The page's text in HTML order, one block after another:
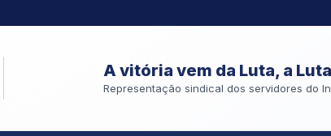
A vitória vem da Luta, a
Representação sindical dos servidores do